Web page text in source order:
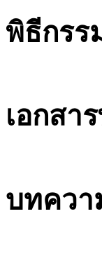
พิธีกรร
เอกสา
บทคว